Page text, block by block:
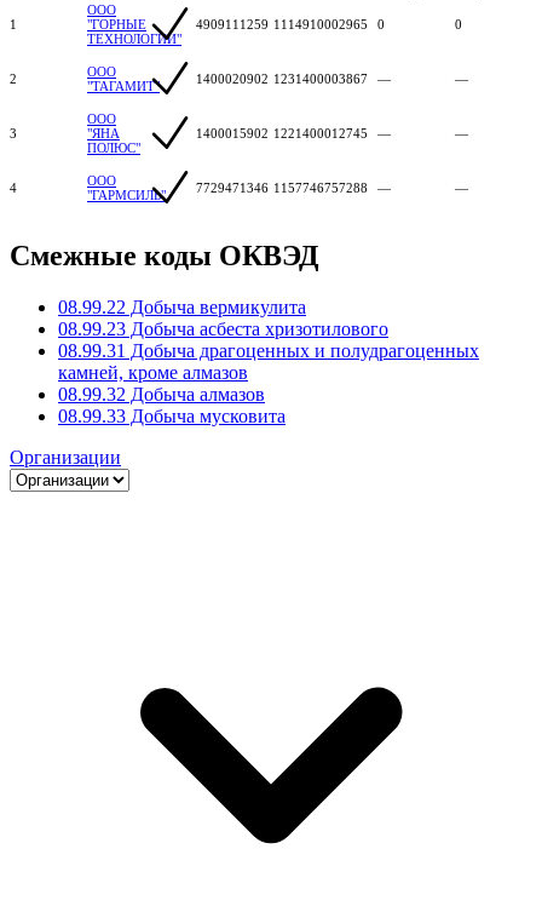
1
ООО
"ГОРНЫЕ
ТЕХНОЛОГИИ"
4909111259 1114910002965 0 0
2
ООО
"ТАГАМИТ"
1400020902 1231400003867 — —
3
ООО
"ЯНА
ПОЛЮС"
1400015902 1221400012745 — —
4
ООО
"ГАРМСИЛЬ"
7729471346 1157746757288 — —
Смежные коды ОКВЭД
08.99.22 Добыча вермикулита
08.99.23 Добыча асбеста хризотилового
08.99.31 Добыча драгоценных и полудрагоценных
камней, кроме алмазов
08.99.32 Добыча алмазов
08.99.33 Добыча мусковита
Организации